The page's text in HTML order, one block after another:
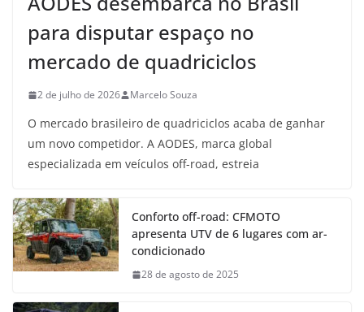
para disputar espaço no
mercado de quadriciclos
2 de julho de 2026 Marcelo Souza
O mercado brasileiro de quadriciclos acaba de ganhar
um novo competidor. A AODES, marca global
especializada em veículos off-road, estreia
Conforto off-road: CFMOTO
apresenta UTV de 6 lugares com ar-
condicionado
28 de agosto de 2025